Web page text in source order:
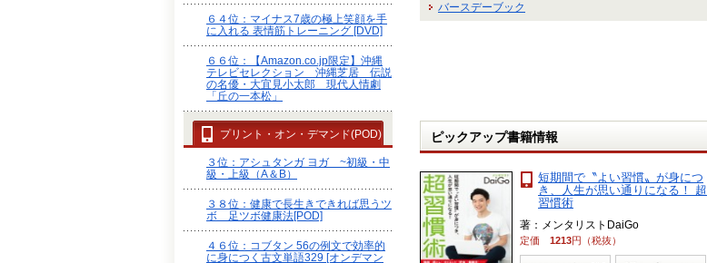
バースデーブック
ピックアップ書籍情報
短期間で〝よい習慣〟が身につ
き、人生が思い通りになる！ 超
習慣術
著：メンタリストDaiGo
定価 1213円（税抜）
６４位：マイナス7歳の極上笑顔を手
に入れる 表情筋トレーニング [DVD]
６６位：【Amazon.co.jp限定】沖縄
テレビセレクション 沖縄芝居 伝説
の名優・大宜見小太郎 現代人情劇
「丘の一本松」
プリント・オン・デマンド(POD)
３位：アシュタンガ ヨガ ~初級・中
級・上級（A＆B）
３８位：健康で長生きできれば思うツ
ボ 足ツボ健康法[POD]
４６位：コブタン 56の例文で効率的
に身につく古文単語329 [オンデマン